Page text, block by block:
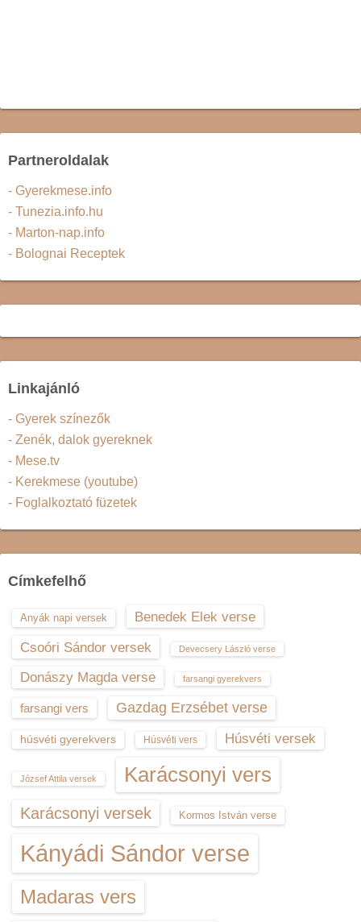
Partneroldalak
- Gyerekmese.info
- Tunezia.info.hu
- Marton-nap.info
- Bolognai Receptek
Linkajánló
- Gyerek színezők
- Zenék, dalok gyereknek
- Mese.tv
- Kerekmese (youtube)
- Foglalkoztató füzetek
Címkefelhő
Anyák napi versek
Benedek Elek verse
Csoóri Sándor versek
Devecsery László verse
Donászy Magda verse farsangi gyerekvers
farsangi vers Gazdag Erzsébet verse
húsvéti gyerekvers Húsvéti vers Húsvéti versek
József Attila versek Karácsonyi vers
Karácsonyi versek Kormos István verse
Kányádi Sándor verse
Madaras vers